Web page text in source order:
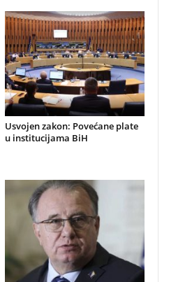
Usvojen zakon: Povećane plate
u institucijama BiH